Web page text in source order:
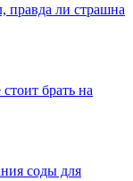
правда ли страшна
брать на
соды для